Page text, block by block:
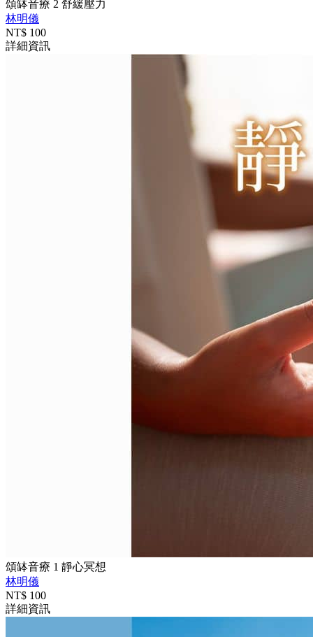
頌缽音療 2 舒緩壓力
林明儀
NT$ 100
詳細資訊
頌缽音療 1 靜心冥想
林明儀
NT$ 100
詳細資訊